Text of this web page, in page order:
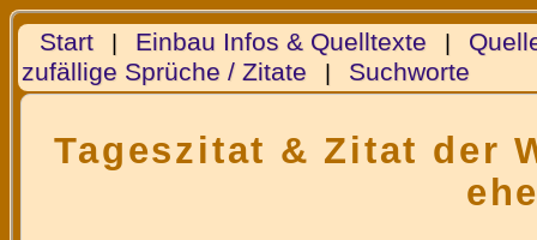
Start| Einbau Infos & Quelltexte |
zufällige Sprüche / Zitate | Suchworte
Tageszitat & Zitat der